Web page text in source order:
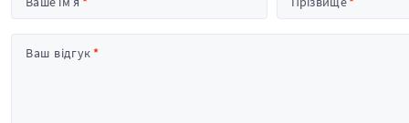
Ваш відгук